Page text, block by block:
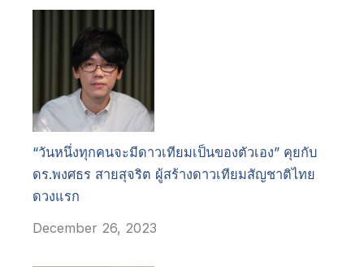
“วันหนึ่งทุกคนจะมีดาวเทียมเป็นของตัวเอง” คุยกับ
ดร.พงศธร สายสุจริต ผู้สร้างดาวเทียมสัญชาติไทย
ดวงแรก
December 26, 2023